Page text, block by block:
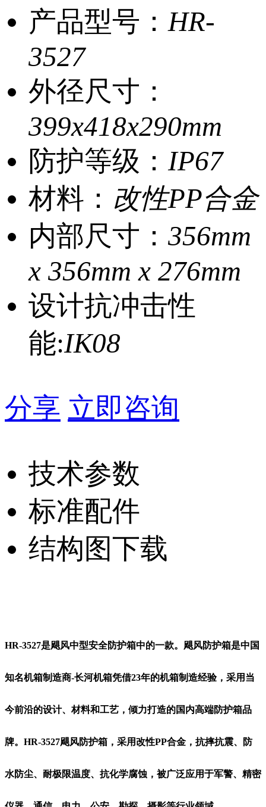
产品型号： HR-
3527
外径尺寸：
399x418x290mm
防护等级： IP67
材料： 改性PP合金
内部尺寸： 356mm
x 356mm x 276mm
设计抗冲击性
能:IK08
分享 立即咨询
技术参数
标准配件
结构图下载
HR-3527是飓风中型安全防护箱中的一款。飓风防护箱是中国
知名机箱制造商-长河机箱凭借23年的机箱制造经验，采用当
今前沿的设计、材料和工艺，倾力打造的国内高端防护箱品
牌。HR-3527飓风防护箱，采用改性PP合金，抗摔抗震、防
水防尘、耐极限温度、抗化学腐蚀，被广泛应用于军警、精密